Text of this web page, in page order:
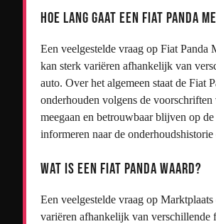
Hoe lang gaat een Fiat Panda
Een veelgestelde vraag op Fiat Panda
kan sterk variëren afhankelijk van
auto. Over het algemeen staat de Fiat
onderhouden volgens de
meegaan en betrouwbaar blijven op
informeren naar de
Wat is een Fiat Panda waard?
Een veelgestelde vraag op
variëren afhankelijk van verschillende